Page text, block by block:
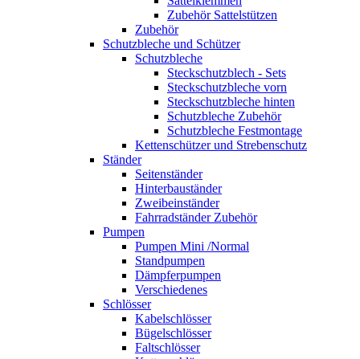
Zubehör Sattelstützen
Zubehör
Schutzbleche und Schützer
Schutzbleche
Steckschutzblech - Sets
Steckschutzbleche vorn
Steckschutzbleche hinten
Schutzbleche Zubehör
Schutzbleche Festmontage
Kettenschützer und Strebenschutz
Ständer
Seitenständer
Hinterbauständer
Zweibeinständer
Fahrradständer Zubehör
Pumpen
Pumpen Mini /Normal
Standpumpen
Dämpferpumpen
Verschiedenes
Schlösser
Kabelschlösser
Bügelschlösser
Faltschlösser